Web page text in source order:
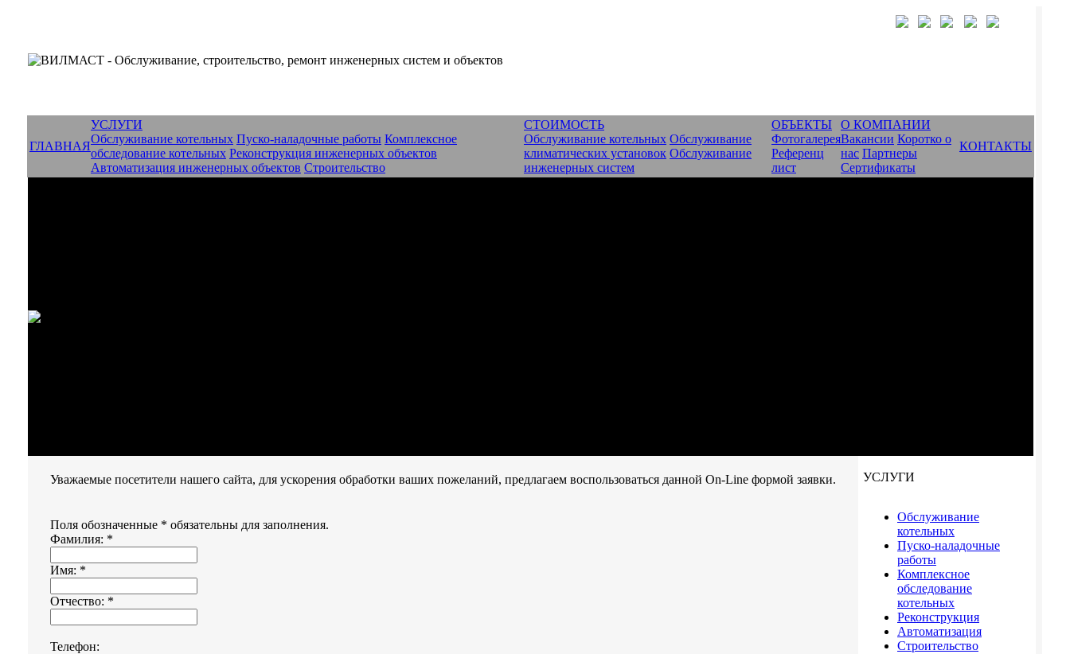
ГЛАВНАЯ
УСЛУГИ
Обслуживание котельных Пуско-наладочные работы Комплексное
обследование котельных Реконструкция инженерных объектов
Автоматизация инженерных объектов Строительство
СТОИМОСТЬ
Обслуживание котельных Обслуживание
климатических установок Обслуживание
инженерных систем
ОБЪЕКТЫ
Фотогалерея
Референц
лист
О КОМПАНИИ
Вакансии Коротко о
нас Партнеры
Сертификаты
КОНТАКТЫ
Уважаемые посетители нашего сайта, для ускорения обработки ваших пожеланий, предлагаем воспользоваться данной On-Line формой заявки.
Поля обозначенные * обязательны для заполнения.
Фамилия: *
Имя: *
Отчество: *
Телефон:
УСЛУГИ
Обслуживание
котельных
Пуско-наладочные
работы
Комплексное
обследование
котельных
Реконструкция
Автоматизация
Строительство